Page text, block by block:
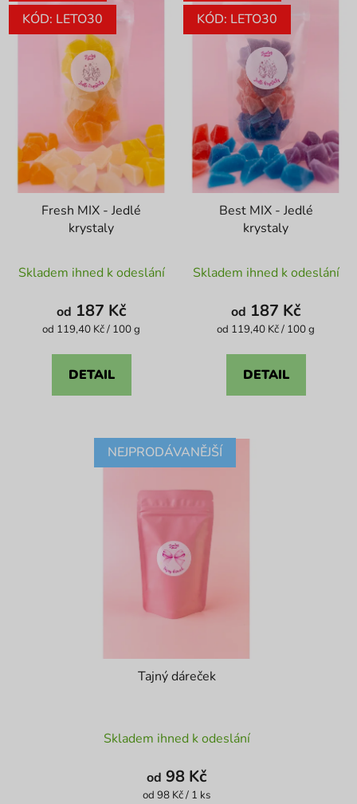
KÓD: LETO30
Fresh MIX - Jedlé
krystaly
hodnocení
produktu
je
z
Skladem ihned k odeslání
od 187 Kč
Měrná
od 119,40 Kč / 100 g
DETAIL
KÓD: LETO30
Best MIX - Jedlé
krystaly
hodnocení
produktu
je
z
Skladem ihned k odeslání
od 187 Kč
Měrná
od 119,40 Kč / 100 g
DETAIL
NEJPRODÁVANĚJŠÍ
Tajný dáreček
hodnocení
produktu
je
Skladem ihned k odeslání
od 98 Kč
Měrná
od 98 Kč / 1 ks